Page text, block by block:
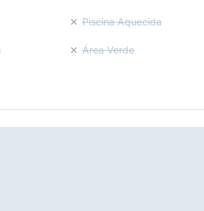
Piscina Aquecida
Área Verde